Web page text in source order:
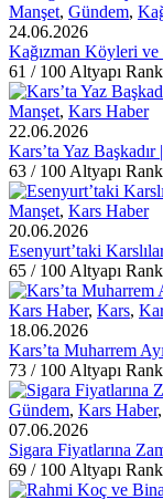
Manşet, Gündem,
24.06.2026
Kağızman Köyleri
61 / 100 Altyapı
Manşet, Kars Haber
22.06.2026
Kars’ta Yaz
63 / 100 Altyapı
Manşet, Kars Haber
20.06.2026
Esenyurt’taki
65 / 100 Altyapı
Kars Haber, Kars,
18.06.2026
Kars’ta Muharrem
73 / 100 Altyapı
Gündem, Kars Haber,
07.06.2026
Sigara Fiyatlarına
69 / 100 Altyapı